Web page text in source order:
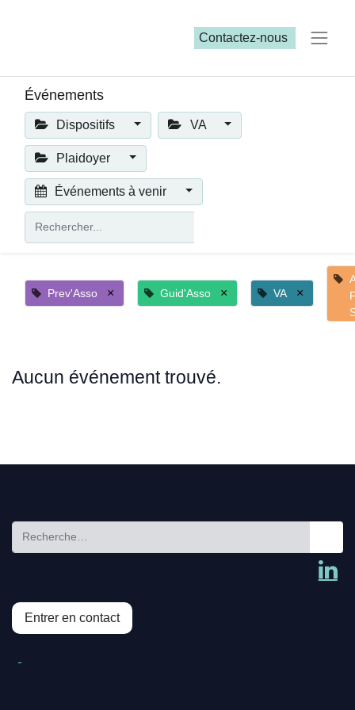
Contactez-nous​​
Événements
Dispositifs VA
Plaidoyer
Événements à venir
Prev'Asso × Guid'Asso × VA ×
Aucun événement trouvé.
Entrer en contact